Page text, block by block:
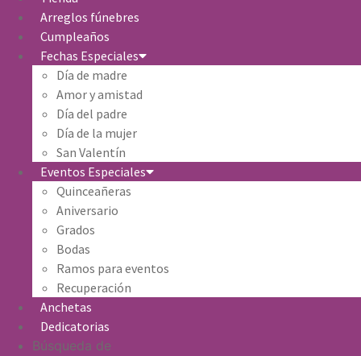
Arreglos fúnebres
Cumpleaños
Fechas Especiales
Día de madre
Amor y amistad
Día del padre
Día de la mujer
San Valentín
Eventos Especiales
Quinceañeras
Aniversario
Grados
Bodas
Ramos para eventos
Recuperación
Anchetas
Dedicatorias
Búsqueda de